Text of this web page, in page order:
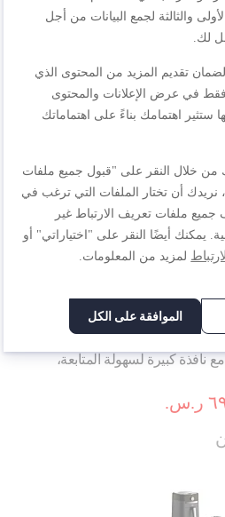
WHO BOUGHT
مالتيفنكشن 15 لتر، فرن وقلاية هوائية رقمية، بحجم
كبيرة لسهولة المتابعة،
والثالثة لجمع البيانات من أجل
لك.
تقديم المزيد من المحتوى الذي
في عرض الإعلانات والمحتوى
ستثير اهتمامك بناءً على اهتماماتك
من خلال النقر على "قبول جميع ملفات
نريدك أن تختار الملفات التي ترغب في
جميع ملفات تعريف الارتباط غير
يمكنك أيضًا النقر على "اختياراتي" أو
لمزيد من المعلومات.
الموافقة على الكل